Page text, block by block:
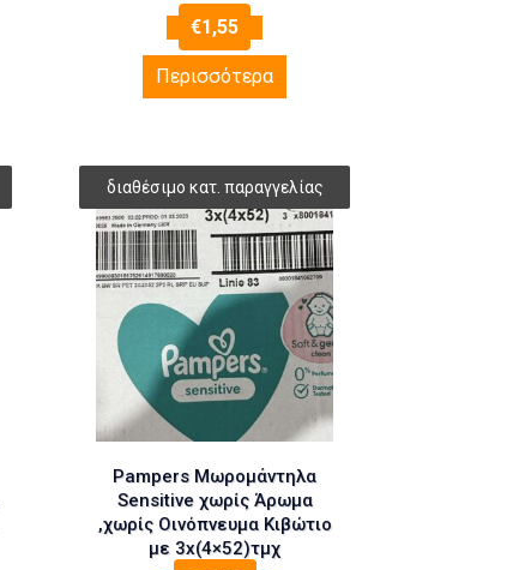
€1,55
Περισσότερα
Pampers Μωρομάντηλα
Sensitive χωρίς Άρωμα
,χωρίς Οινόπνευμα Κιβώτιο
με 3x(4×52)τμχ